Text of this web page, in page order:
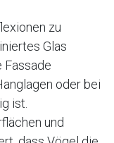
zu
Glas
Fassade
oder bei
ist.
und